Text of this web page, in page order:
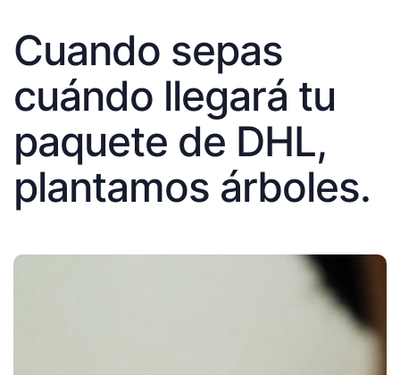
Cuando sepas
cuándo llegará tu
paquete de DHL,
plantamos árboles.